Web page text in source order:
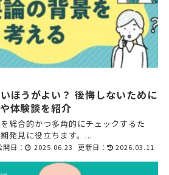
ほうがよい？ 後悔しないために
体験談を紹介
総合的かつ多角的にチェックするた
発見に役立ちます。...
開日： 2025.06.23 更新日： 2026.03.11